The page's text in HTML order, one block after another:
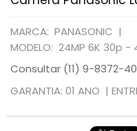
MARCA: PANASONIC |
MODELO: 24MP 6K 30p -
Consultar (11) 9-8372-
GARANTIA: 01 ANO |